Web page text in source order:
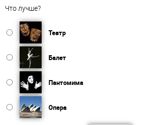
Что лучше?
Театр
Балет
Пантомима
Опера